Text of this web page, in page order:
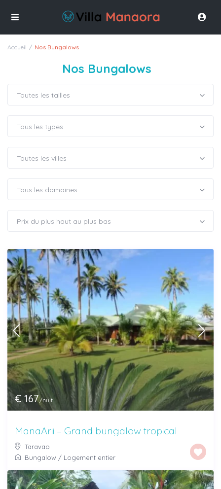
Accueil Nos Bungalows
Nos Bungalows
Toutes les tailles
Tous les types
Toutes les villes
Tous les domaines
Prix du plus haut au plus bas
€ 167/nuit
ManaArii – Grand bungalow tropical
Taravao
Bungalow / Logement entier